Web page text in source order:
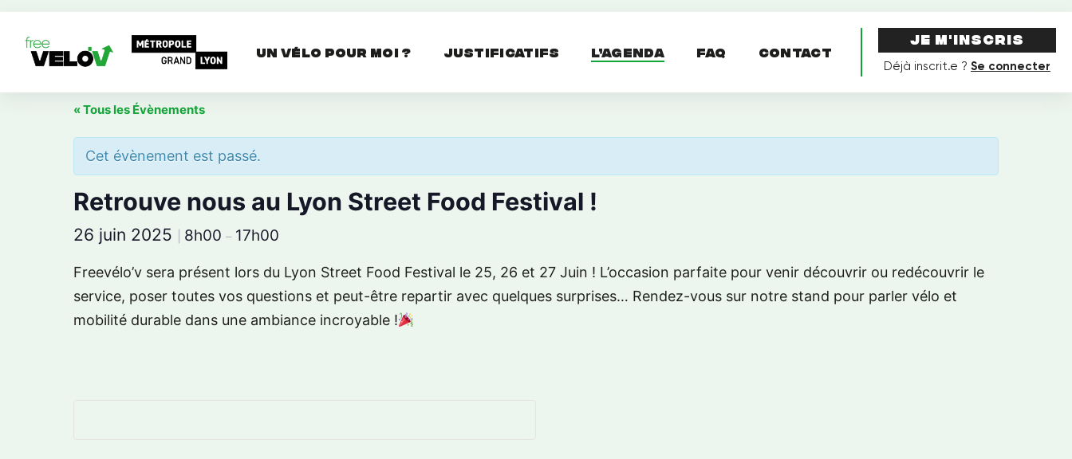
contenu
Un vélo pour moi ? Justificatifs L’agenda FAQ Contact
Je m'inscris
Déjà inscrit.e ? Se connecter
« Tous les Évènements
Cet évènement est passé.
Retrouve nous au Lyon Street Food Festival !
26 juin 2025 8h00 – 17h00
Freevélo’v sera présent lors du Lyon Street Food Festival le 25, 26 et 27 Juin ! L’occasion parfaite pour venir découvrir ou redécouvrir le
service, poser toutes vos questions et peut-être repartir avec quelques surprises… Rendez-vous sur notre stand pour parler vélo et
mobilité durable dans une ambiance incroyable !